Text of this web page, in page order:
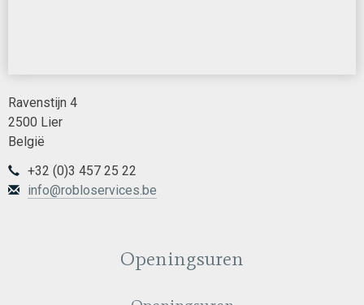
Ravenstijn 4
2500 Lier
België
+32 (0)3 457 25 22
info@robloservices.be
Openingsuren